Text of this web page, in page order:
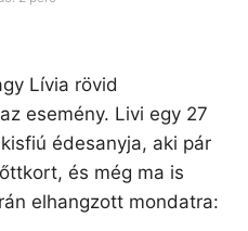
Lívia rövid
esemény. Livi egy 27
édesanyja, aki pár
és még ma is
elhangzott mondatra: